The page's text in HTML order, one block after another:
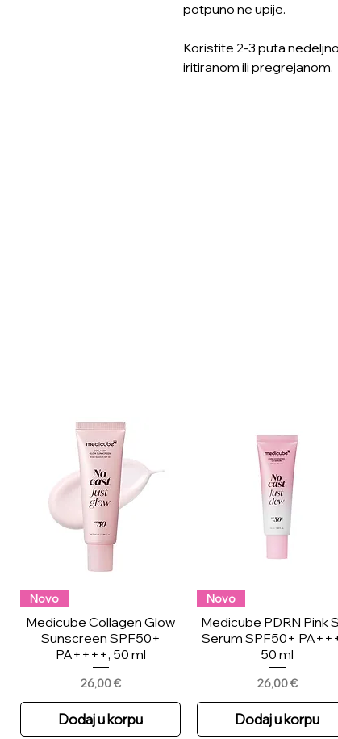
potpuno ne upije.
Koristite 2-3 puta
iritiranom ili pregrejanom.
Novo
Medicube Collagen Glow
Sunscreen SPF50+
PA++++, 50 ml
Price
26,00 €
Dodaj u korpu
Novo
Medicube PDRN Pink
Serum SPF50+
50 ml
Price
26,00 €
Dodaj u korpu